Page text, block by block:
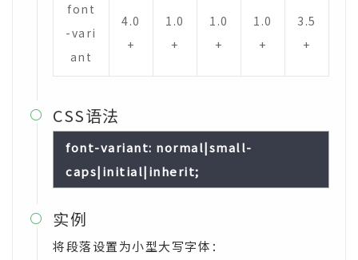
font
-vari
ant
4.0
+
1.0
+
1.0
+
1.0
+
3.5
+
 CSS语法
font-variant: normal|small-
caps|initial|inherit;
 实例
将段落设置为小型大写字体：